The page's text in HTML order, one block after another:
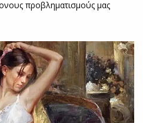
προβληματισμούς μας